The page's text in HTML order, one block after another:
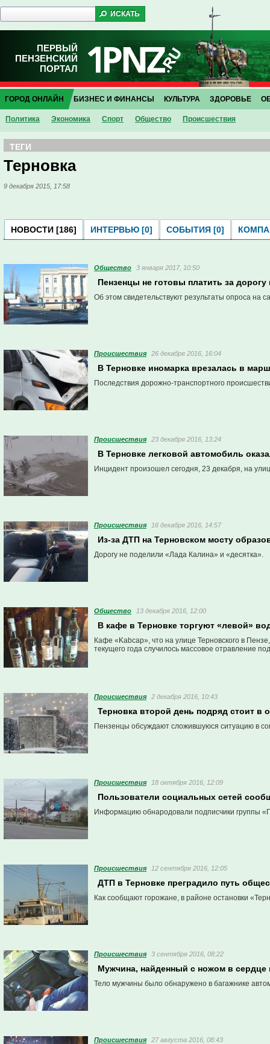
ПЕРВЫЙ
ПЕНЗЕНСКИЙ
ПОРТАЛ
ГОРОД ОНЛАЙН
Политика Экономика Спорт Общество Проиcшествия
БИЗНЕС И ФИНАНСЫ КУЛЬТУРА ЗДОРОВЬЕ
ТЕГИ
Терновка
9 декабря 2015, 17:58
НОВОСТИ [186] ИНТЕРВЬЮ [0] СОБЫТИЯ [0]
Общество 3 января 2017, 10:50
Пензенцы не готовы платить за
Об этом свидетельствуют результаты опроса на
Проиcшествия 26 декабря 2016, 16:04
В Терновке иномарка врезалась в
Последствия дорожно-транспортного
Проиcшествия 23 декабря 2016, 13:24
В Терновке легковой автомобиль
Инцидент произошел сегодня, 23 декабря, на
Проиcшествия 16 декабря 2016, 14:57
Из-за ДТП на Терновском мосту
Дорогу не поделили «Лада Калина» и «десятка».
Общество 13 декабря 2016, 12:00
В кафе в Терновке торгуют «левой»
Кафе «Kabcap», что на улице Терновского в
текущего года случилось массовое отравление
Проиcшествия 2 декабря 2016, 10:43
Терновка второй день подряд стоит в
Пензенцы обсуждают сложившуюся ситуацию в
Проиcшествия 18 октября 2016, 12:09
Пользователи социальных сетей
Информацию обнародовали подписчики группы
Проиcшествия 12 сентября 2016, 12:05
ДТП в Терновке преградило путь
Как сообщают горожане, в районе остановки
Проиcшествия 3 сентября 2016, 08:22
Мужчина, найденный с ножом в сердце
Тело мужчины было обнаружено в багажнике
Проиcшествия 27 августа 2016, 08:43